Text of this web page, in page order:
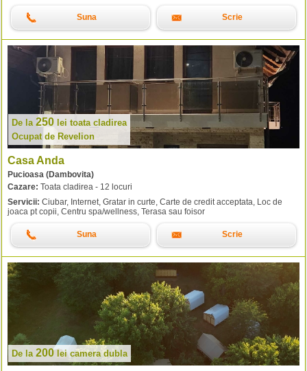
Suna Scrie
De la 250 lei toata cladirea
Ocupat de Revelion
Casa Anda
Pucioasa (Dambovita)
Cazare: Toata cladirea - 12 locuri
Servicii: Ciubar, Internet, Gratar in curte, Carte de credit acceptata, Loc de
joaca pt copii, Centru spa/wellness, Terasa sau foisor
Suna Scrie
De la 200 leicamera dubla